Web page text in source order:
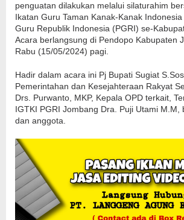
penguatan dilakukan melalui silaturahim
Ikatan Guru Taman Kanak-Kanak
Guru Republik Indonesia (PGRI) se-
Acara berlangsung di Pendopo Kabupaten
Rabu (15/05/2024) pagi.
Hadir dalam acara ini Pj Bupati Sugiat
Pemerintahan dan Kesejahteraan Rakyat
Drs. Purwanto, MKP, Kepala OPD terkait,
IGTKI PGRI Jombang Dra. Puji Utami M.M,
dan anggota.